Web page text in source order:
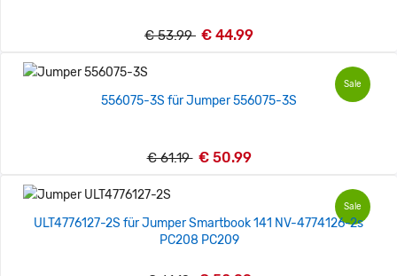
€ 53.99 € 44.99
Sale
556075-3S für Jumper 556075-3S
€ 61.19 € 50.99
Sale
ULT4776127-2S für Jumper Smartbook 141 NV-4774126-2s
PC208 PC209